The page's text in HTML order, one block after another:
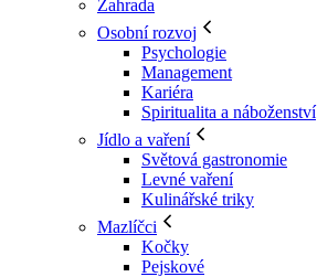
Zahrada
Osobní rozvoj
Psychologie
Management
Kariéra
Spiritualita a náboženství
Jídlo a vaření
Světová gastronomie
Levné vaření
Kulinářské triky
Mazlíčci
Kočky
Pejskové